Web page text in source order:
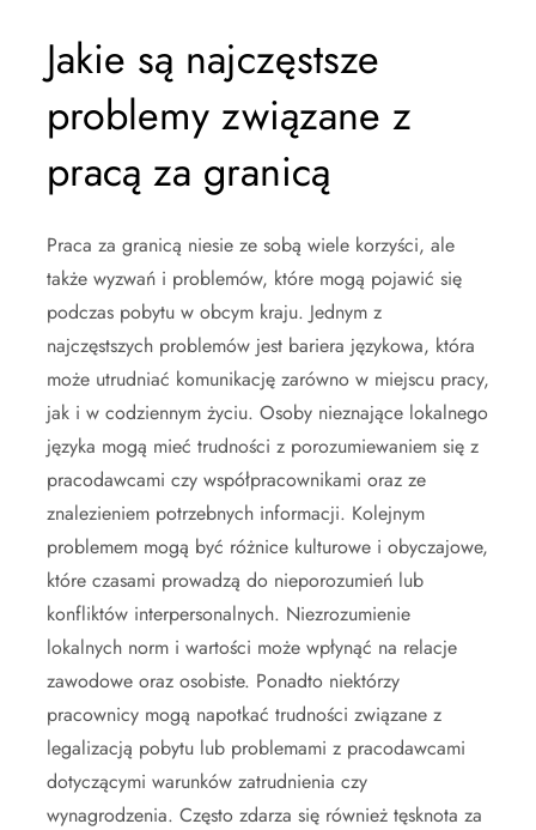
Jakie są najczęstsze
problemy związane z
pracą za granicą
Praca za granicą niesie ze sobą wiele korzyści, ale
także wyzwań i problemów, które mogą pojawić się
podczas pobytu w obcym kraju. Jednym z
najczęstszych problemów jest bariera językowa, która
może utrudniać komunikację zarówno w miejscu pracy,
jak i w codziennym życiu. Osoby nieznające lokalnego
języka mogą mieć trudności z porozumiewaniem się z
pracodawcami czy współpracownikami oraz ze
znalezieniem potrzebnych informacji. Kolejnym
problemem mogą być różnice kulturowe i obyczajowe,
które czasami prowadzą do nieporozumień lub
konfliktów interpersonalnych. Niezrozumienie
lokalnych norm i wartości może wpłynąć na relacje
zawodowe oraz osobiste. Ponadto niektórzy
pracownicy mogą napotkać trudności związane z
legalizacją pobytu lub problemami z pracodawcami
dotyczącymi warunków zatrudnienia czy
wynagrodzenia. Często zdarza się również tęsknota za